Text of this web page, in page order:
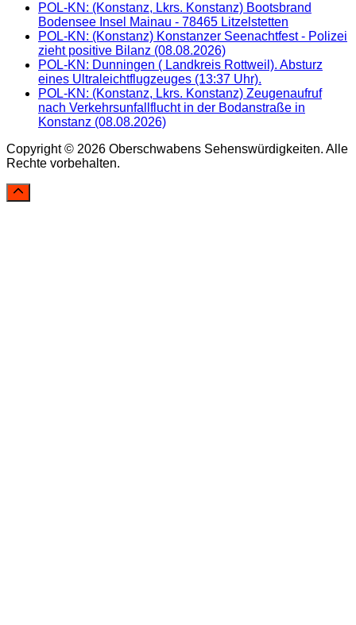
POL-KN: (Konstanz, Lkrs. Konstanz) Bootsbrand
Bodensee Insel Mainau - 78465 Litzelstetten
POL-KN: (Konstanz) Konstanzer Seenachtfest - Polizei
zieht positive Bilanz (08.08.2026)
POL-KN: Dunningen ( Landkreis Rottweil). Absturz
eines Ultraleichtflugzeuges (13:37 Uhr).
POL-KN: (Konstanz, Lkrs. Konstanz) Zeugenaufruf
nach Verkehrsunfallflucht in der Bodanstraße in
Konstanz (08.08.2026)
Copyright © 2026 Oberschwabens Sehenswürdigkeiten. Alle
Rechte vorbehalten.